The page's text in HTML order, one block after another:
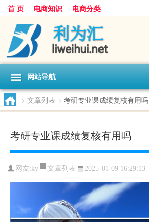
首 页 电商知识 电商分类
网站导航
> 文章列表 > 考研专业课成绩复核有用吗
考研专业课成绩复核有用吗
网友: ky 文章列表 2025-01-09 16:29:13